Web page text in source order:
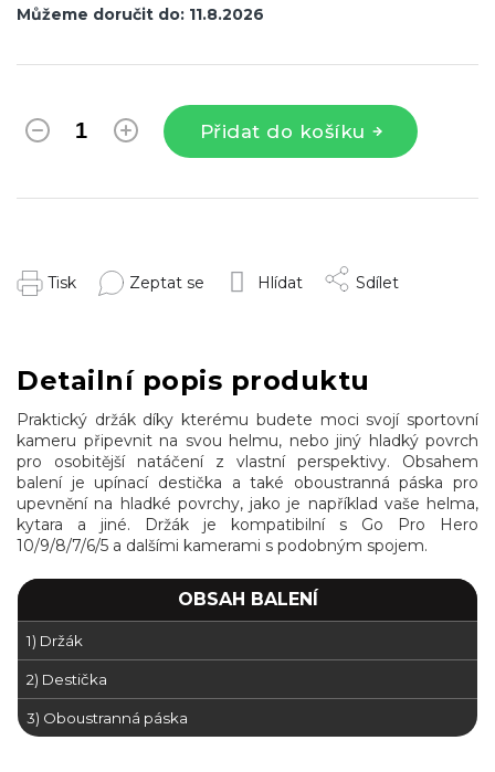
Můžeme doručit do: 11.8.2026
Přidat do košíku
Tisk Zeptat se Hlídat Sdílet
Detailní popis produktu
Praktický držák díky kterému budete moci svojí sportovní
kameru připevnit na svou helmu, nebo jiný hladký povrch
pro osobitější natáčení z vlastní perspektivy. Obsahem
balení je upínací destička a také oboustranná páska pro
upevnění na hladké povrchy, jako je například vaše helma,
kytara a jiné. Držák je kompatibilní s Go Pro Hero
10/9/8/7/6/5 a dalšími kamerami s podobným spojem.
OBSAH BALENÍ
1) Držák
2) Destička
3) Oboustranná páska